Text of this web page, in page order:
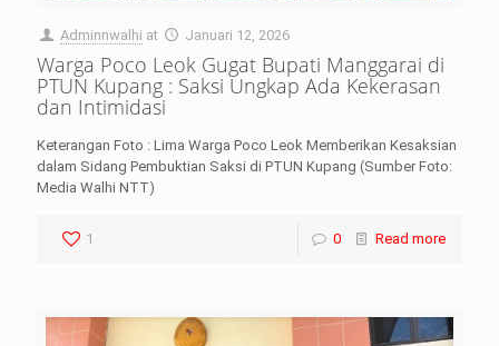
Adminnwalhi at Januari 12, 2026
Warga Poco Leok Gugat Bupati Manggarai di
PTUN Kupang : Saksi Ungkap Ada Kekerasan
dan Intimidasi
Keterangan Foto : Lima Warga Poco Leok Memberikan Kesaksian
dalam Sidang Pembuktian Saksi di PTUN Kupang (Sumber Foto:
Media Walhi NTT)
1 0 Read more